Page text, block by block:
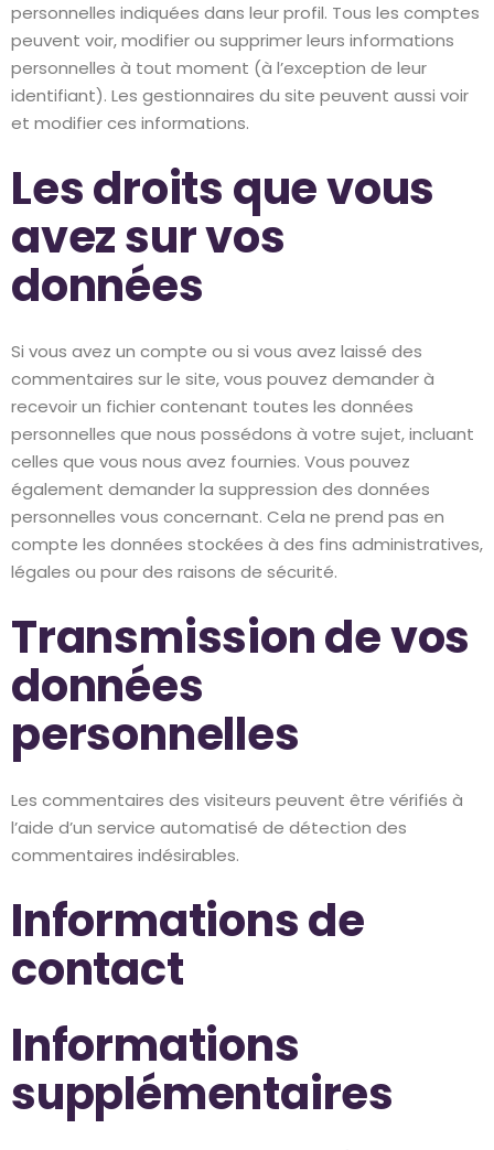
personnelles indiquées dans leur profil. Tous les comptes
peuvent voir, modifier ou supprimer leurs informations
personnelles à tout moment (à l’exception de leur
identifiant). Les gestionnaires du site peuvent aussi voir
et modifier ces informations.
Les droits que vous
avez sur vos
données
Si vous avez un compte ou si vous avez laissé des
commentaires sur le site, vous pouvez demander à
recevoir un fichier contenant toutes les données
personnelles que nous possédons à votre sujet, incluant
celles que vous nous avez fournies. Vous pouvez
également demander la suppression des données
personnelles vous concernant. Cela ne prend pas en
compte les données stockées à des fins administratives,
légales ou pour des raisons de sécurité.
Transmission de vos
données
personnelles
Les commentaires des visiteurs peuvent être vérifiés à
l’aide d’un service automatisé de détection des
commentaires indésirables.
Informations de
contact
Informations
supplémentaires